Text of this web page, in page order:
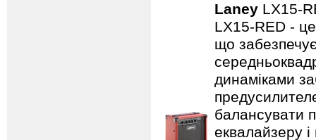
Laney LX15-
LX15-RED -
що
динаміками
балансувати
еквалайзеру